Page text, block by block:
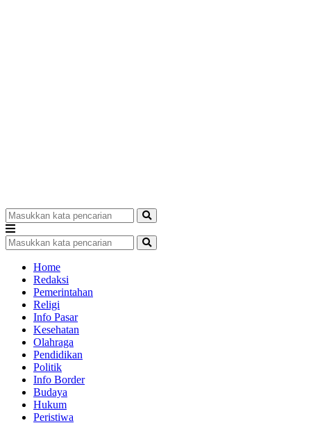
Home
Redaksi
Pemerintahan
Religi
Info Pasar
Kesehatan
Olahraga
Pendidikan
Politik
Info Border
Budaya
Hukum
Peristiwa